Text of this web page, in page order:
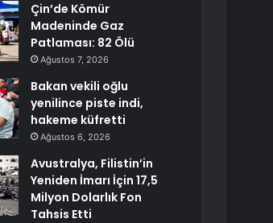
Çin’de Kömür
Madeninde Gaz
Patlaması: 82 Ölü
Ağustos 7, 2026
Bakan vekili oğlu
yenilince piste indi,
hakeme küfretti
Ağustos 6, 2026
Avustralya, Filistin’in
Yeniden İmarı İçin 17,5
Milyon Dolarlık Fon
Tahsis Etti